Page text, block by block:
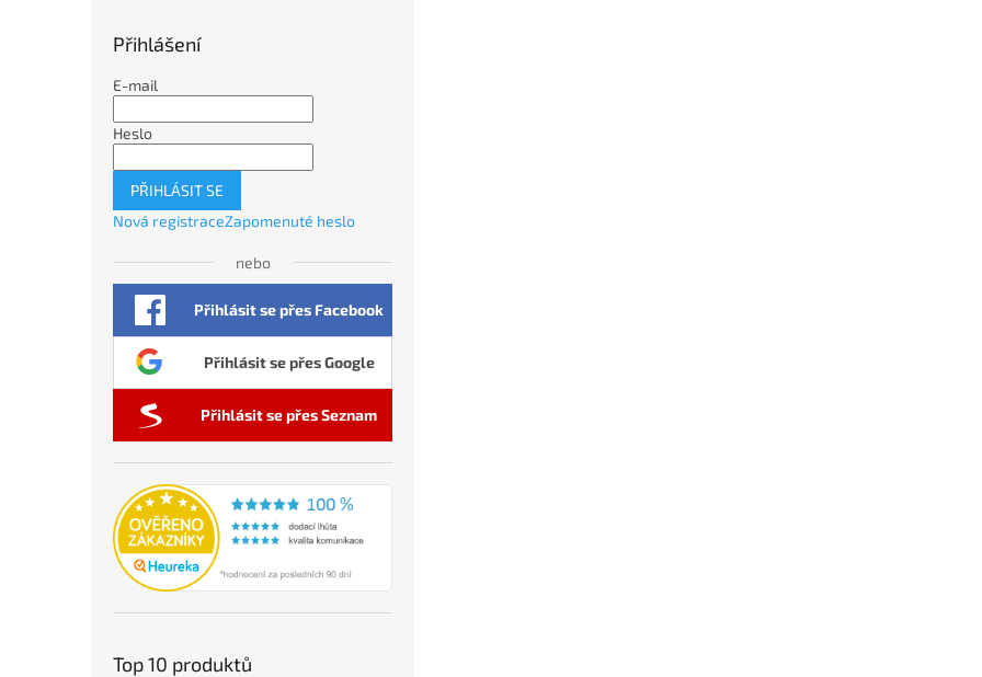
Přihlášení
E-mail
Heslo
PŘIHLÁSIT SE
Nová registraceZapomenuté heslo
nebo
Přihlásit se přes Facebook
Přihlásit se přes Google
Přihlásit se přes Seznam
Top 10 produktů